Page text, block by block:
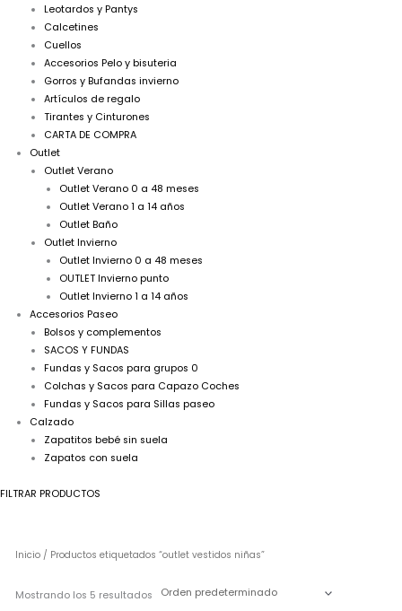
Leotardos y Pantys
Calcetines
Cuellos
Accesorios Pelo y bisuteria
Gorros y Bufandas invierno
Artículos de regalo
Tirantes y Cinturones
CARTA DE COMPRA
Outlet
Outlet Verano
Outlet Verano 0 a 48 meses
Outlet Verano 1 a 14 años
Outlet Baño
Outlet Invierno
Outlet Invierno 0 a 48 meses
OUTLET Invierno punto
Outlet Invierno 1 a 14 años
Accesorios Paseo
Bolsos y complementos
SACOS Y FUNDAS
Fundas y Sacos para grupos 0
Colchas y Sacos para Capazo Coches
Fundas y Sacos para Sillas paseo
Calzado
Zapatitos bebé sin suela
Zapatos con suela
FILTRAR PRODUCTOS
Inicio/ Productos etiquetados “outlet vestidos niñas”
Mostrando los 5 resultados